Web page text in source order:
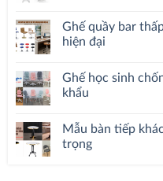
Ghế quầy bar
hiện đại
Ghế học sinh
khẩu
Mẫu bàn tiếp
trọng